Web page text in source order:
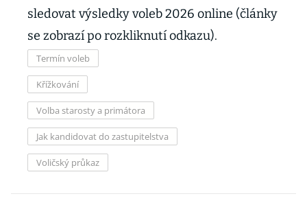
sledovat výsledky voleb 2026 online (články
se zobrazí po rozkliknutí odkazu).
Termín voleb
Křížkování
Volba starosty a primátora
Jak kandidovat do zastupitelstva
Voličský průkaz